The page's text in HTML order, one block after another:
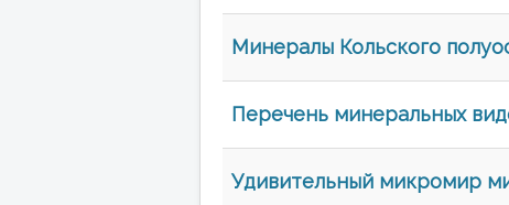
Минералы Кольского
Перечень минеральных
Удивительный микромир